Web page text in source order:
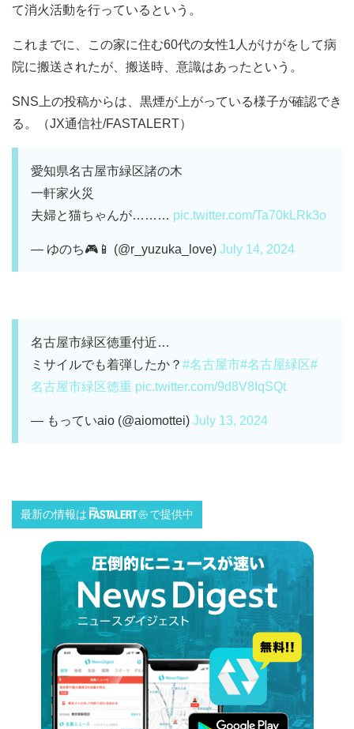
て消火活動を行っているという。
これまでに、この家に住む60代の女性1人がけがをして病
院に搬送されたが、搬送時、意識はあったという。
SNS上の投稿からは、黒煙が上がっている様子が確認でき
る。（JX通信社/FASTALERT）
愛知県名古屋市緑区諸の木
一軒家火災
夫婦と猫ちゃんが……… pic.twitter.com/Ta70kLRk3o
— ゆのち🎮📱 (@r_yuzuka_love) July 14, 2024
名古屋市緑区徳重付近…
ミサイルでも着弾したか？ #名古屋市#名古屋緑区#
名古屋市緑区徳重 pic.twitter.com/9d8V8IqSQt
— もっていaio (@aiomottei) July 13, 2024
最新の情報は で提供中